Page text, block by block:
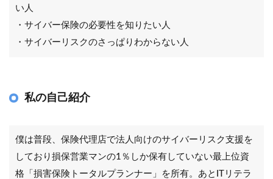
い人
・サイバー保険の必要性を知りたい人
・サイバーリスクのさっぱりわからない人
私の自己紹介
僕は普段、保険代理店で法人向けのサイバーリスク支援を
しており損保営業マンの1％しか保有していない最上位資
格「損害保険トータルプランナー」を所有。あとITリテラ